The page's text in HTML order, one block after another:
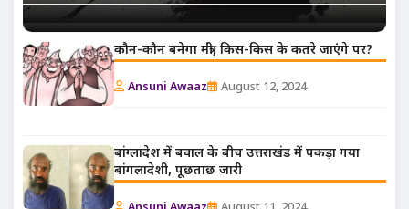
कौन-कौन बनेगा मंत्री, किस-किस के कतरे जाएंगे पर?
Ansuni Awaaz August 12, 2024
बांग्लादेश में बवाल के बीच उत्तराखंड में पकड़ा गया
बांगलादेशी, पूछताछ जारी